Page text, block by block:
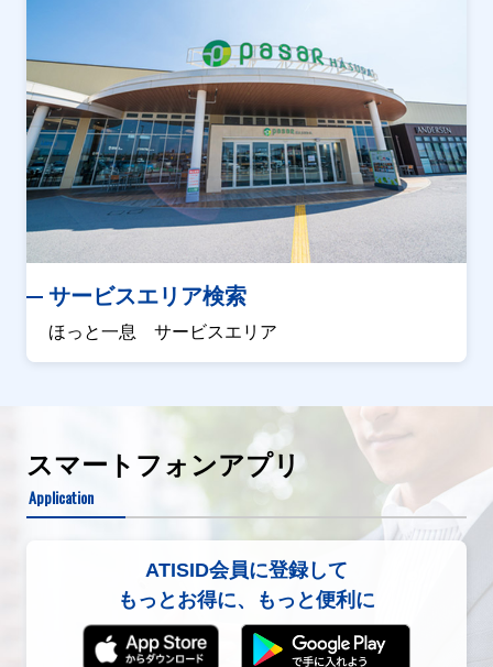
サービスエリア検索
ほっと一息 サービスエリア
スマートフォンアプリ
Application
ATISID会員に登録して
もっとお得に、もっと便利に